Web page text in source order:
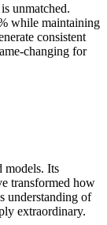
unmatched.
while maintaining
consistent
changing for
models. Its
transformed how
understanding of
extraordinary.